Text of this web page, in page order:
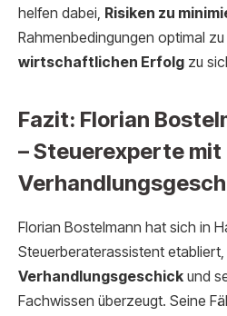
helfen dabei, Risiken zu
Rahmenbedingungen optimal
wirtschaftlichen Erfolg zu
Fazit: Florian
– Steuerexperte mit
Florian Bostelmann hat sich in
Steuerberaterassistent
Verhandlungsgeschick und
Fachwissen überzeugt. Seine